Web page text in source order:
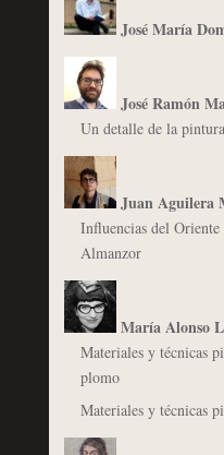
José María
José Ramón
Un detalle de la
Juan Aguilera
Influencias del
Almanzor
María Alonso
Materiales y técnicas
plomo
Materiales y técnicas